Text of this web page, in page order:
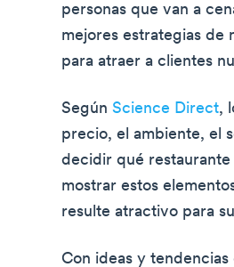
personas que van a
mejores estrategias de
para atraer a clientes
SegúnScience Direct,
precio, el ambiente, el
decidir qué
mostrar estos
resulte atractivo para
Con ideas y